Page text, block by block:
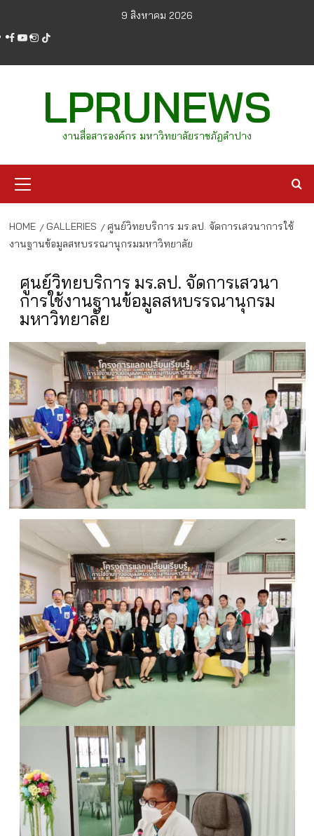
content
9 สิงหาคม 2026
facebook
youtube
instagram
tiktok
LPRUNEWS
งานสื่อสารองค์กร มหาวิทยาลัยราชภัฏลำปาง
Menu
HOME GALLERIES
ศูนย์วิทยบริการ มร.ลป. จัดการเสวนาการใช้
งานฐานข้อมูลสหบรรณานุกรมมหาวิทยาลัย
ศูนย์วิทยบริการ มร.ลป. จัดการเสวนา
การใช้งานฐานข้อมูลสหบรรณานุกรม
มหาวิทยาลัย